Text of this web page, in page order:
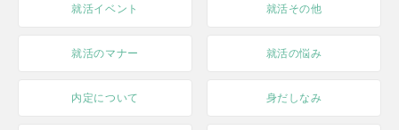
就活イベント 就活その他
就活のマナー 就活の悩み
内定について 身だしなみ